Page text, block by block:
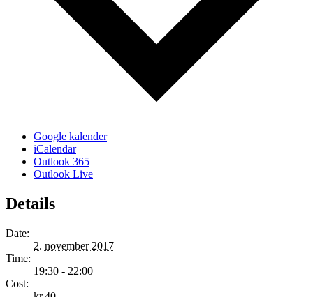
Google kalender
iCalendar
Outlook 365
Outlook Live
Details
Date:
2. november 2017
Time:
19:30 - 22:00
Cost: